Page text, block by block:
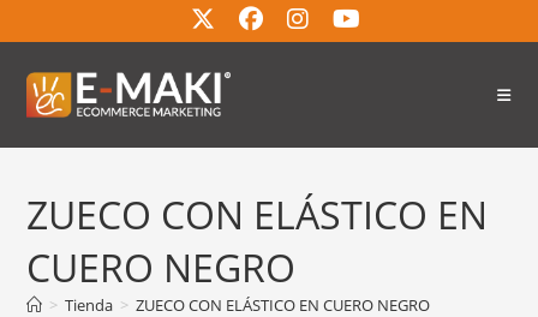
ZUECO CON ELÁSTICO EN
CUERO NEGRO
> Tienda > ZUECO CON ELÁSTICO EN CUERO NEGRO